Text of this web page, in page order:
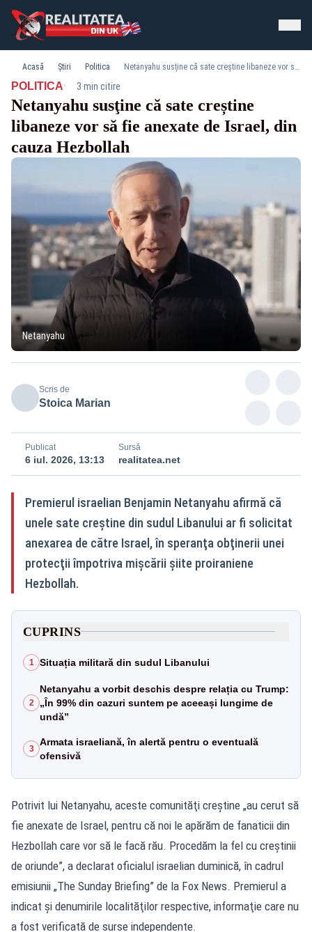
Acasă Știri Politica Netanyahu susţine că sate creștine libaneze vor să fie anexate de Israel, din cauza Hezbollah
POLITICA· 3 min citire
Netanyahu susţine că sate creștine
libaneze vor să fie anexate de Israel, din
cauza Hezbollah
Netanyahu
Scris de
Stoica Marian
Publicat
6 iul. 2026, 13:13
Sursă
realitatea.net
Premierul israelian Benjamin Netanyahu afirmă că
unele sate creştine din sudul Libanului ar fi solicitat
anexarea de către Israel, în speranţa obţinerii unei
protecţii împotriva mișcării șiite proiraniene
Hezbollah.
CUPRINS
1 Situația militară din sudul Libanului
2
Netanyahu a vorbit deschis despre relația cu Trump:
„În 99% din cazuri suntem pe aceeași lungime de
undă”
3
Armata israeliană, în alertă pentru o eventuală
ofensivă
Potrivit lui Netanyahu, aceste comunităţi creştine „au cerut să
fie anexate de Israel, pentru că noi le apărăm de fanaticii din
Hezbollah care vor să le facă rău. Procedăm la fel cu creştinii
de oriunde”, a declarat oficialul israelian duminică, în cadrul
emisiunii „The Sunday Briefing” de la Fox News. Premierul a
indicat şi denumirile localităţilor respective, informaţie care nu
a fost verificată de surse independente.